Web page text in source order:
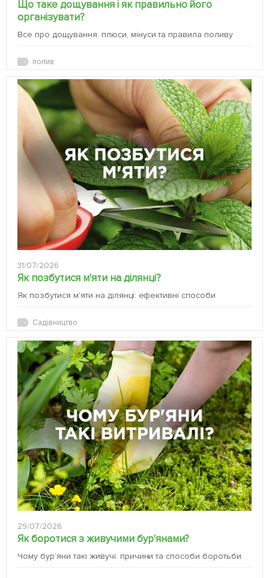
Що таке дощування і як правильно його
організувати?
Все про дощування: плюси, мінуси та правила поливу
полив
31/07/2026
Як позбутися м'яти на ділянці?
Як позбутися м'яти на ділянці: ефективні способи
Садівництво
29/07/2026
Як боротися з живучими бур'янами?
Чому бур’яни такі живучі: причини та способи боротьби